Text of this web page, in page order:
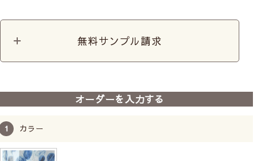
Class２
Class３
ほぼ透け感なし／わずかに人の気配を感じる
無料サンプル請求
オーダーを入力する
カラー